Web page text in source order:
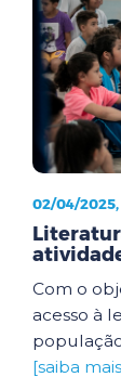
02/04/2025,
Com o
acesso à
[saiba